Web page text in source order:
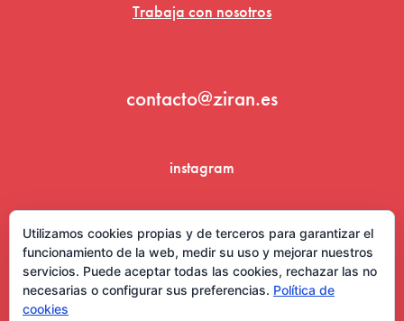
Trabaja con nosotros
contacto@ziran.es
instagram
Utilizamos cookies propias y de terceros para garantizar el
funcionamiento de la web, medir su uso y mejorar nuestros
servicios. Puede aceptar todas las cookies, rechazar las no
necesarias o configurar sus preferencias. Política de
cookies